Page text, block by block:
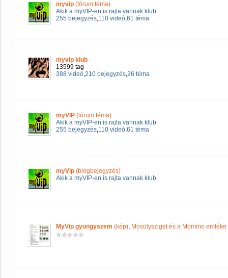
myvip (fórum téma)
Akik a myVIP-en is rajta vannak klub
255 bejegyzés,110 videó,61 téma
myvip klub
13599 tag
388 videó,210 bejegyzés,26 téma
myVIP (fórum téma)
Akik a myVIP-en is rajta vannak klub
255 bejegyzés,110 videó,61 téma
myVip (blogbejegyzés)
Akik a myVIP-en is rajta vannak klub
MyVip gyongyszem (kép), Mosolysziget és a Mommo emléke